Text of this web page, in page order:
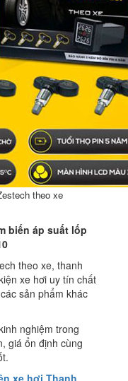
theo xe
biến áp suất lốp
theo xe, thanh
xe hơi uy tín chất
sản phẩm khác
nghiệm trong
giá ổn định cùng